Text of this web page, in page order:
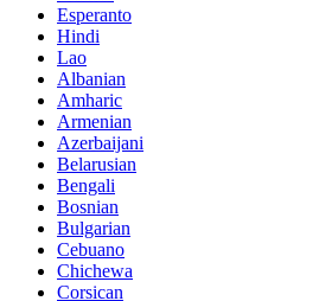
Esperanto
Hindi
Lao
Albanian
Amharic
Armenian
Azerbaijani
Belarusian
Bengali
Bosnian
Bulgarian
Cebuano
Chichewa
Corsican